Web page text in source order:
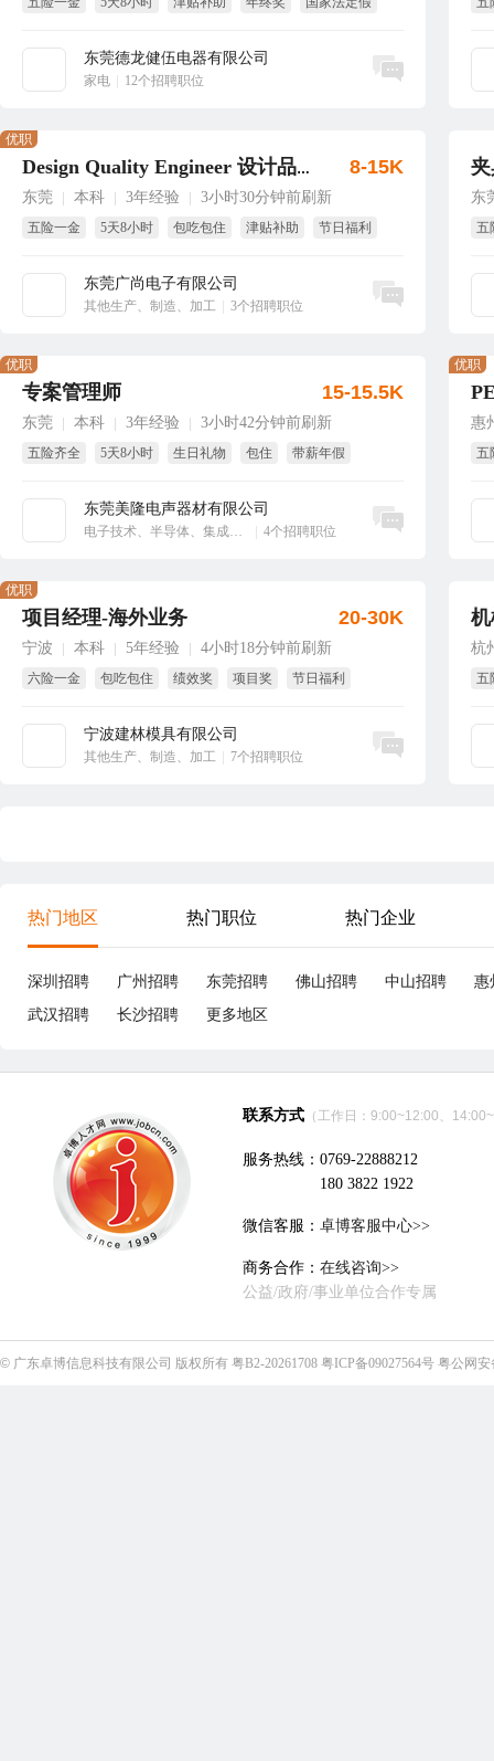
东莞德龙健伍电器有限公司
家电 12个招聘职位
立即沟通
Design Quality Engineer 设计品质工程师
东莞 本科 3年经验 3小时30分钟前刷新
五险一金 5天8小时 包吃包住 津贴补助
节日福利
东莞广尚电子有限公司
其他生产、制造、加工 3个招聘职位
优职
8-15K
立即沟通
东
五
专案管理师
东莞 本科 3年经验 3小时42分钟前刷新
五险齐全 5天8小时 生日礼物 包住 带薪年假
东莞美隆电声器材有限公司
电子技术、半导体、集成电路 4个招聘职位
优职
15-15.5K
立即沟通
惠
五
优职
项目经理-海外业务
宁波 本科 5年经验 4小时18分钟前刷新
六险一金 包吃包住 绩效奖 项目奖
节日福利
宁波建林模具有限公司
其他生产、制造、加工 7个招聘职位
优职
20-30K
立即沟通
杭
五
热门地区 热门职位 热门企业
深圳招聘 广州招聘 东莞招聘 佛山招聘 中山招聘
惠
武汉招聘
长沙招聘 更多地区
联系方式 （工作日：9:00~12:00、
服务热线：0769-22888212
180 3822 1922
微信客服： 卓博客服中心>>
商务合作： 在线咨询>>
公益/政府/事业单位合作专属
© 广东卓博信息科技有限公司 版权所有 粤B2-20261708 粤ICP备09027564号 粤公网安